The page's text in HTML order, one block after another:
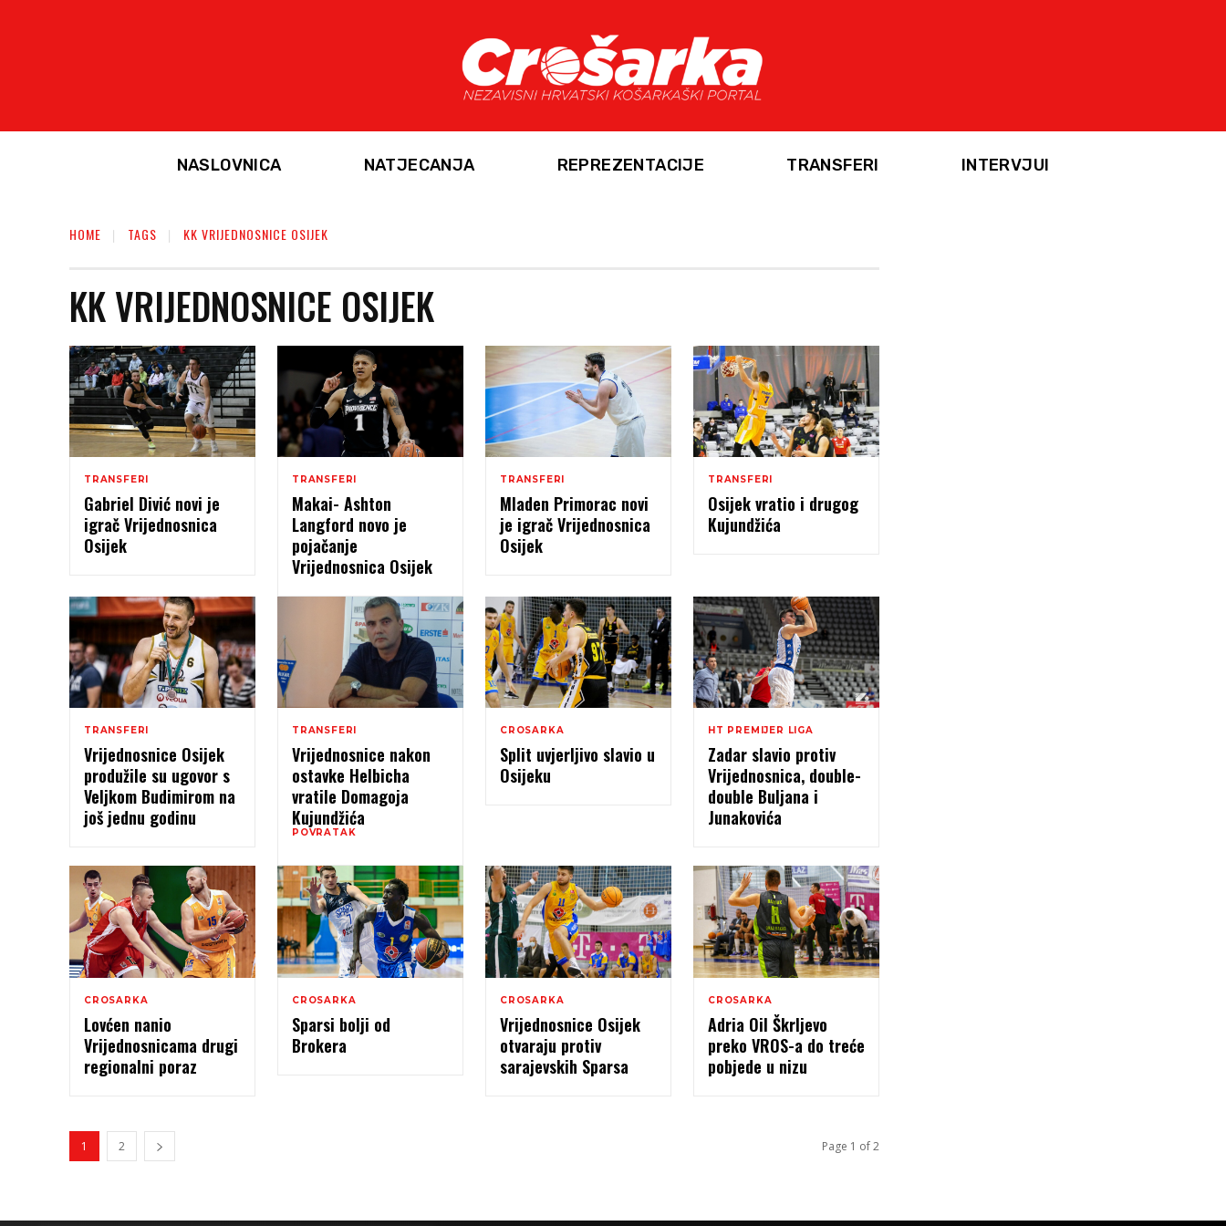
NASLOVNICA NATJECANJA REPREZENTACIJE TRANSFERI INTERVJUI
HOME TAGS KK VRIJEDNOSNICE OSIJEK
KK VRIJEDNOSNICE OSIJEK
TRANSFERI
Gabriel Divić novi je
igrač Vrijednosnica
Osijek
TRANSFERI
Makai- Ashton
Langford novo je
pojačanje
Vrijednosnica Osijek
TRANSFERI
Mladen Primorac novi
je igrač Vrijednosnica
Osijek
TRANSFERI
Osijek vratio i drugog
Kujundžića
TRANSFERI
Vrijednosnice Osijek
produžile su ugovor s
Veljkom Budimirom na
još jednu godinu
TRANSFERI
Vrijednosnice nakon
ostavke Helbicha
vratile Domagoja
Kujundžića
POVRATAK
CROSARKA
Split uvjerljivo slavio u
Osijeku
HT PREMIJER LIGA
Zadar slavio protiv
Vrijednosnica, double-
double Buljana i
Junakovića
CROSARKA
Lovćen nanio
Vrijednosnicama drugi
regionalni poraz
CROSARKA
Sparsi bolji od
Brokera
CROSARKA
Vrijednosnice Osijek
otvaraju protiv
sarajevskih Sparsa
CROSARKA
Adria Oil Škrljevo
preko VROS-a do treće
pobjede u nizu
1 2 Page 1 of 2